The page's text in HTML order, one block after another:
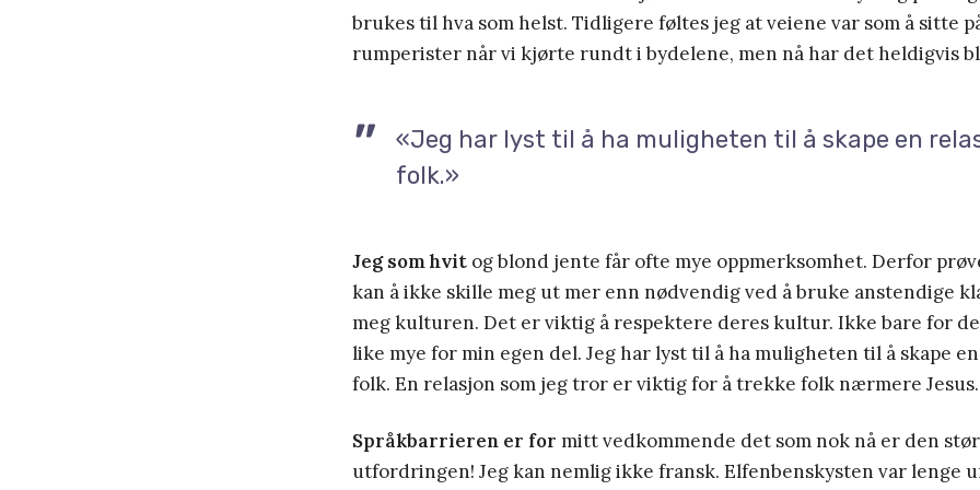
brukes til hva som helst. Tidligere føltes jeg at veiene var som å sitte
rumperister når vi kjørte rundt i bydelene, men nå har det heldigvis
«Jeg har lyst til å ha muligheten til å skape en
folk.»
Jeg som hvit og blond jente får ofte mye oppmerksomhet. Derfor
kan å ikke skille meg ut mer enn nødvendig ved å bruke anstendige
meg kulturen. Det er viktig å respektere deres kultur. Ikke bare for
like mye for min egen del. Jeg har lyst til å ha muligheten til å skape
folk. En relasjon som jeg tror er viktig for å trekke folk nærmere Jesus.
Språkbarrieren er for mitt vedkommende det som nok nå er den
utfordringen! Jeg kan nemlig ikke fransk. Elfenbenskysten var lenge